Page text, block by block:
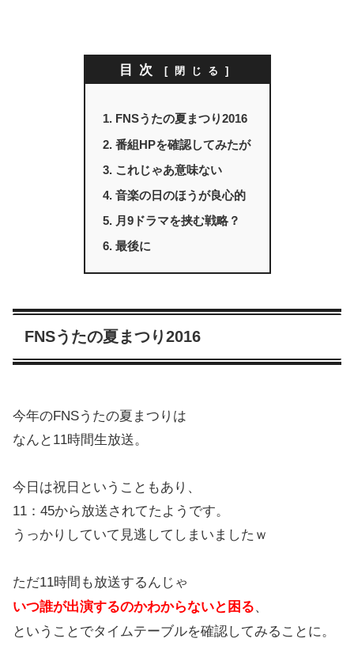
目次
FNSうたの夏まつり2016
番組HPを確認してみたが
これじゃあ意味ない
音楽の日のほうが良心的
月9ドラマを挟む戦略？
最後に
FNSうたの夏まつり2016
今年のFNSうたの夏まつりは
なんと11時間生放送。
今日は祝日ということもあり、
11：45から放送されてたようです。
うっかりしていて見逃してしまいましたｗ
ただ11時間も放送するんじゃ
いつ誰が出演するのかわからないと困る、
ということでタイムテーブルを確認してみることに。